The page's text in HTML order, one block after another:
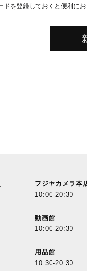
ドを登録しておくと便利に
フジヤカメラ本
10:00-20:30
動画館
10:00-20:30
用品館
10:30-20:30